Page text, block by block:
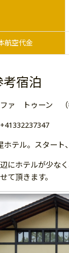
航空代金
考宿泊
ファ トゥーン （
ホテル。スタート
にホテルが少な
て頂きます。